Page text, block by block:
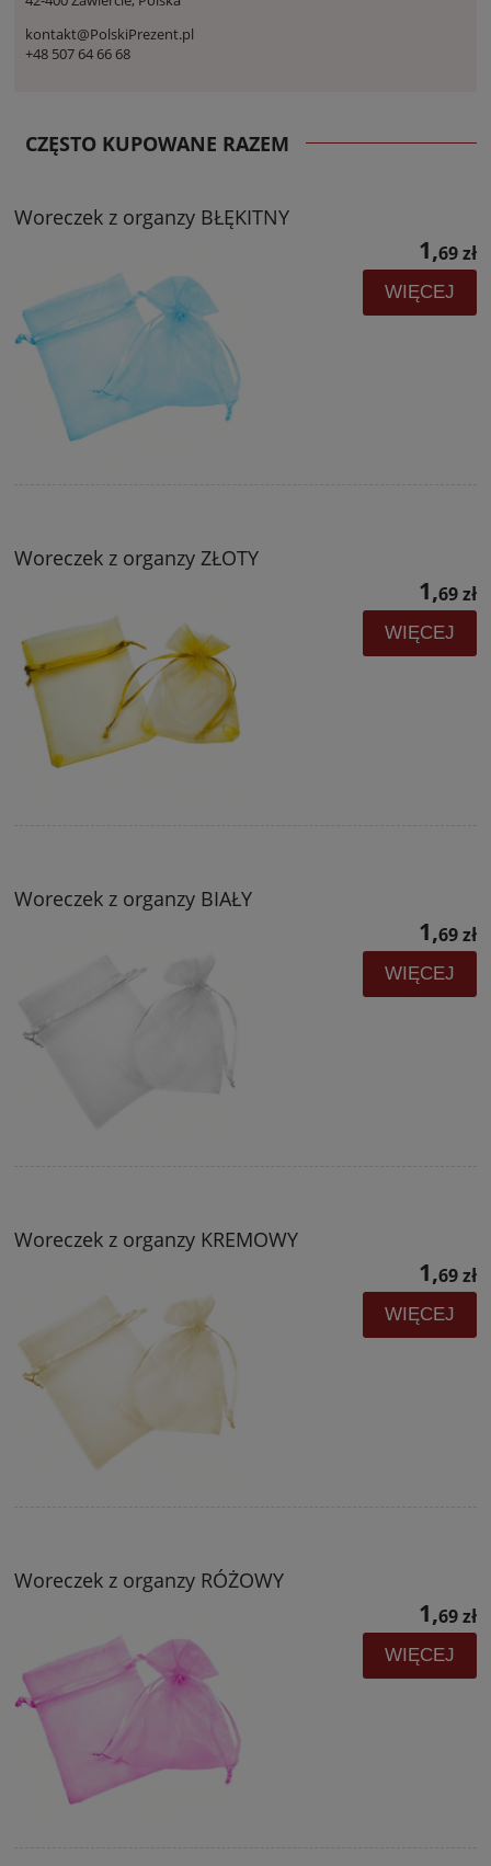
kontakt@PolskiPrezent.pl
+48 507 64 66 68
CZĘSTO KUPOWANE RAZEM
Woreczek z organzy BŁĘKITNY
1,69 zł
WIĘCEJ
Woreczek z organzy ZŁOTY
1,69 zł
WIĘCEJ
Woreczek z organzy BIAŁY
1,69 zł
WIĘCEJ
Woreczek z organzy KREMOWY
1,69 zł
WIĘCEJ
Woreczek z organzy RÓŻOWY
1,69 zł
WIĘCEJ